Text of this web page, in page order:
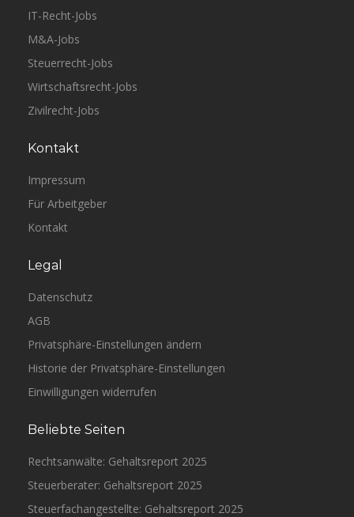
IT-Recht-Jobs
M&A-Jobs
Steuerrecht-Jobs
Wirtschaftsrecht-Jobs
Zivilrecht-Jobs
Kontakt
Impressum
Für Arbeitgeber
Kontakt
Legal
Datenschutz
AGB
Privatsphäre-Einstellungen ändern
Historie der Privatsphäre-Einstellungen
Einwilligungen widerrufen
Beliebte Seiten
Rechtsanwälte: Gehaltsreport 2025
Steuerberater: Gehaltsreport 2025
Steuerfachangestellte: Gehaltsreport 2025